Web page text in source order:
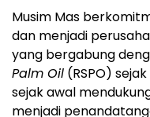
Musim Mas
dan menjadi
yang bergabung
Palm Oil (RSPO)
sejak awal
menjadi